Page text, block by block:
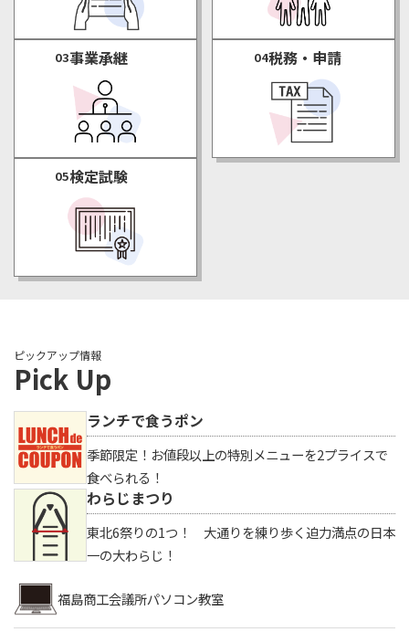
03事業承継 04税務・申請
05検定試験
ピックアップ情報
Pick Up
ランチで食うポン
季節限定！お値段以上の特別メニューを2プライスで
食べられる！
わらじまつり
東北6祭りの1つ！ 大通りを練り歩く迫力満点の日本
一の大わらじ！
福島商工会議所パソコン教室